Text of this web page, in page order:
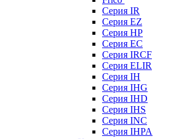
Серия IR
Серия EZ
Серия HP
Серия EC
Серия IRCF
Серия ELIR
Серия IH
Серия IHG
Серия IHD
Серия IHS
Серия INC
Серия IHPA